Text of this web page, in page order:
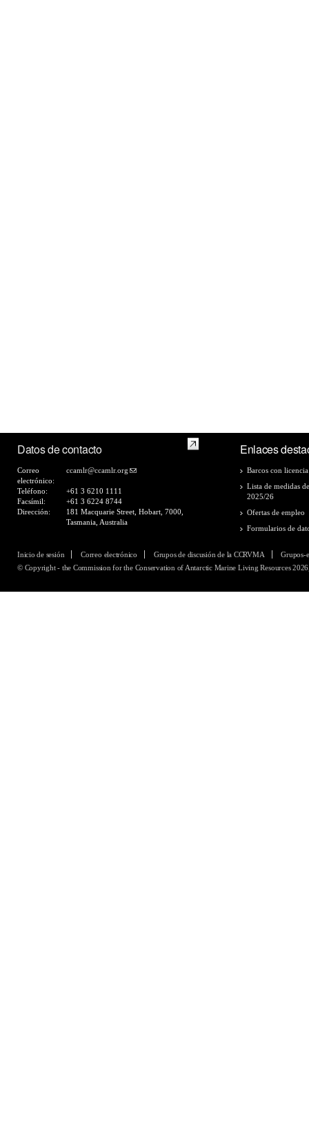
Datos de contacto
Correo
electrónico:
ccamlr@ccamlr.org
Teléfono:
+61 3 6210 1111
Facsímil:
+61 3 6224 8744
Dirección:
181 Macquarie Street, Hobart, 7000,
Tasmania, Australia
Enlaces
Barcos con
Lista de medidas
2025/26
Ofertas de empleo
Formularios de
Inicio de sesión Correo electrónico Grupos de discusión de la CCRVMA
Grupos-
© Copyright - the Commission for the Conservation of Antarctic Marine Living Resources